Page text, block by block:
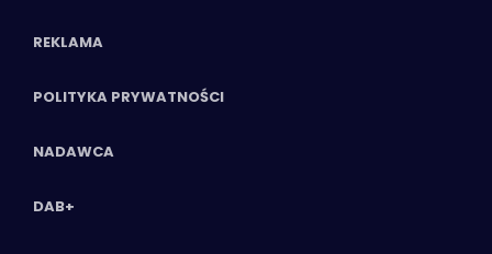
REKLAMA
POLITYKA PRYWATNOŚCI
NADAWCA
DAB+